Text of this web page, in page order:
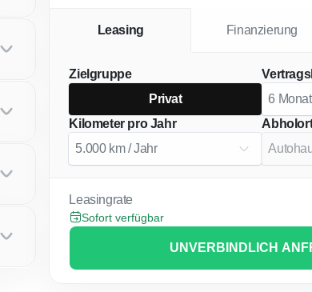
Leasing Finanzierung
Zielgruppe
Privat
Kilometer pro Jahr
Leasingrate
Sofort verfügbar
UNVERBINDLICH